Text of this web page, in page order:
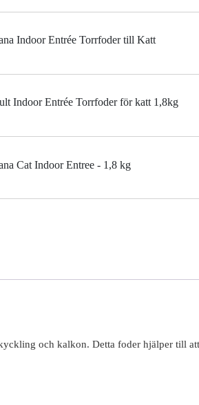
Indoor Entrée Torrfoder till Katt
Indoor Entrée Torrfoder för katt 1,8kg
Cat Indoor Entree - 1,8 kg
och kalkon. Detta foder hjälper till